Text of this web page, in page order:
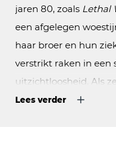
jaren 80, zoals Lethal
een afgelegen
haar broer en hun
verstrikt raken in een
uitzichtloosheid. Als
kunnen betalen,
Lees verder